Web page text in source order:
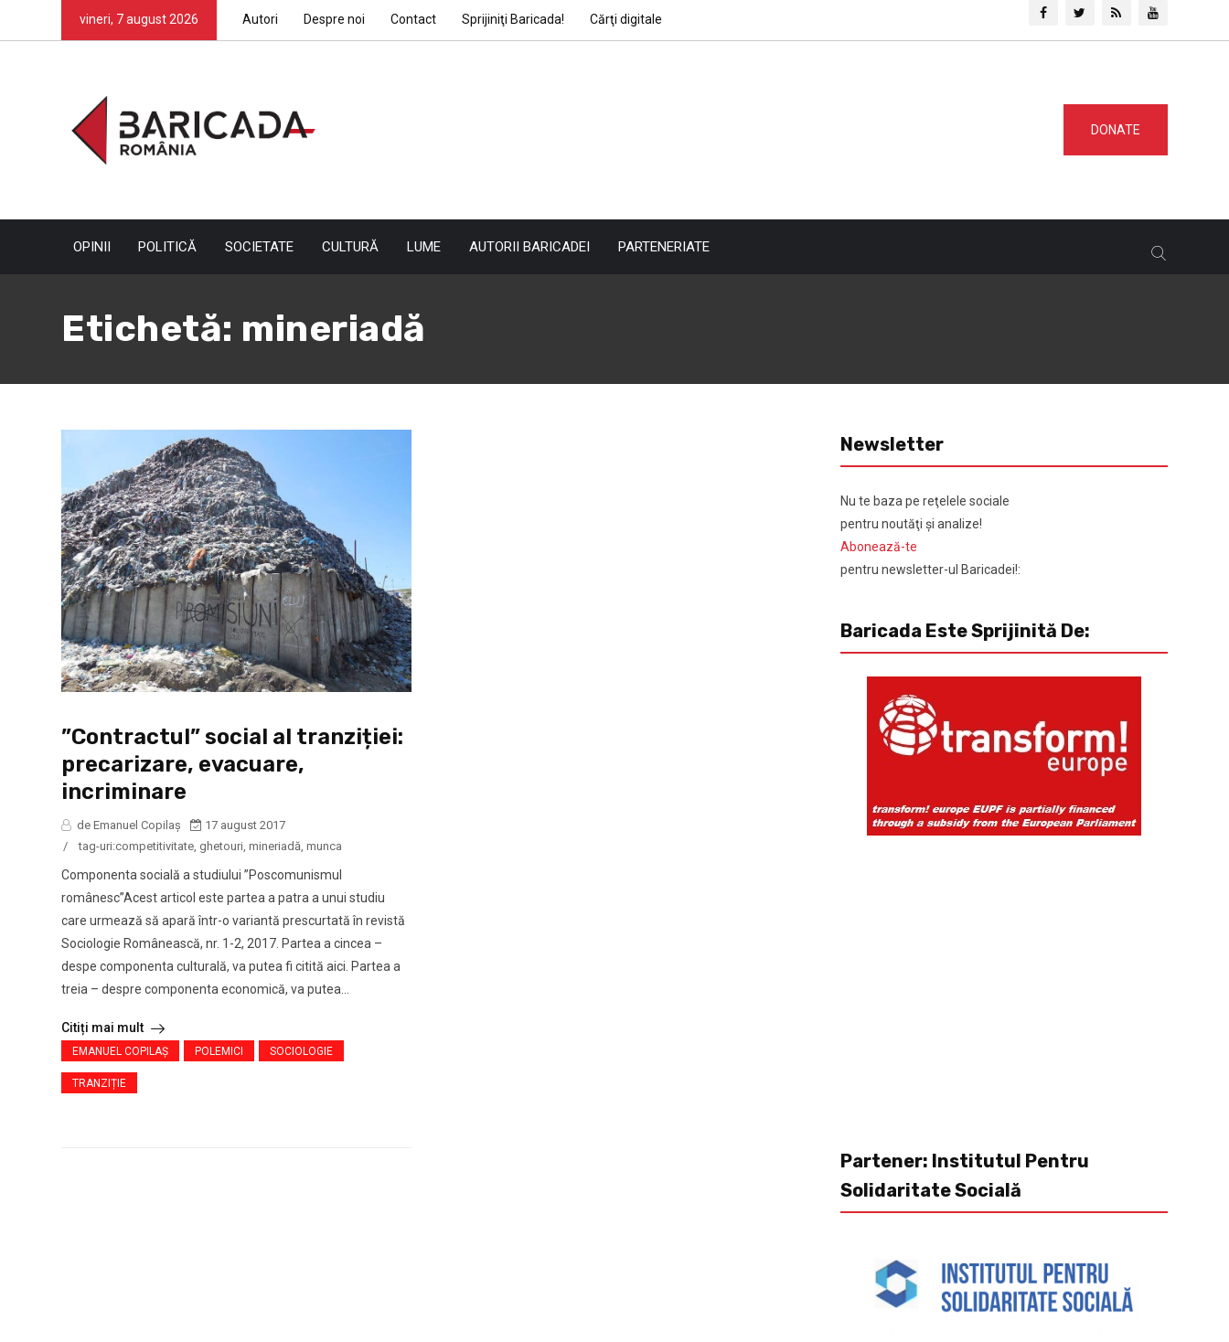
vineri, 7 august 2026 Autori Despre noi Contact Sprijiniţi Baricada! Cărţi digitale
DONATE
OPINII POLITICĂ SOCIETATE CULTURĂ LUME AUTORII BARICADEI PARTENERIATE
Etichetă: mineriadă
”Contractul” social al tranziției:
precarizare, evacuare,
incriminare
de Emanuel Copilaș
17 august 2017
/
tag-uri:competitivitate, ghetouri, mineriadă, munca
Componenta socială a studiului ”Poscomunismul
românesc”Acest articol este partea a patra a unui studiu
care urmează să apară într-o variantă prescurtată în revistă
Sociologie Românească, nr. 1-2, 2017. Partea a cincea –
despe componenta culturală, va putea fi citită aici. Partea a
treia – despre componenta economică, va putea...
Citiți mai mult
EMANUEL COPILAȘ POLEMICI SOCIOLOGIE
TRANZIȚIE
Newsletter
Nu te baza pe reţelele sociale
pentru noutăţi şi analize!
Abonează-te
pentru newsletter-ul Baricadei!:
Baricada Este Sprijinită De:
Partener: Institutul Pentru
Solidaritate Socială